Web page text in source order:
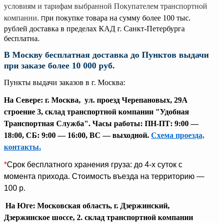
условиям и тарифам выбранной Покупателем транспортной
компании. При покупке товара на сумму более 100 тыс.
рублей доставка в пределах КАД г. Санкт-Петербурга
бесплатна.
В Москву бесплатная доставка до Пунктов выдачи
при заказе более 10 000 руб.
Пункты выдачи заказов в г. Москва:
На Cевере: г. Москва, ул. проезд Черепановых, 29А
строение 3, склад транспортной компании "Удобная
Транспортная Служба". Часы работы: ПН-ПТ: 9:00 —
18:00, СБ: 9:00 — 16:00, ВС — выходной. Схема проезда,
контакты.
*Срок бесплатного хранения груза: до 4-х суток с
момента прихода. Стоимость въезда на территорию —
100 р.
На Юге: Московская область, г. Дзержинский,
Дзержинское шоссе, 2. склад транспортной компании